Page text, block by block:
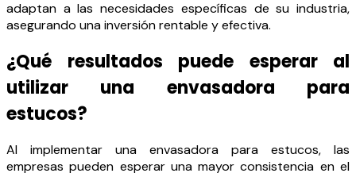
adaptan a las necesidades específicas de su industria,
asegurando una inversión rentable y efectiva.
¿Qué resultados puede esperar al
utilizar una envasadora para
estucos?
Al implementar una envasadora para estucos, las
empresas pueden esperar una mayor consistencia en el